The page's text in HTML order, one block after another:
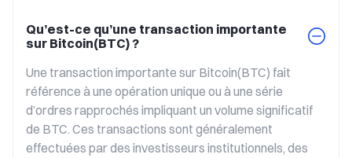
Qu’est-ce qu’une transaction importante
sur Bitcoin(BTC) ?
Une transaction importante sur Bitcoin(BTC) fait
référence à une opération unique ou à une série
d’ordres rapprochés impliquant un volume significatif
de BTC. Ces transactions sont généralement
effectuées par des investisseurs institutionnels, des